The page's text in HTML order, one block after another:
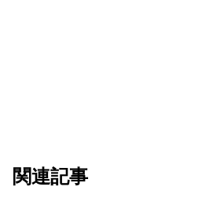
関連記事